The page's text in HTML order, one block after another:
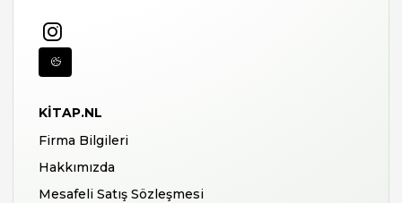
KITAP.NL
Firma Bilgileri
Hakkımızda
Mesafeli Satış Sözleşmesi